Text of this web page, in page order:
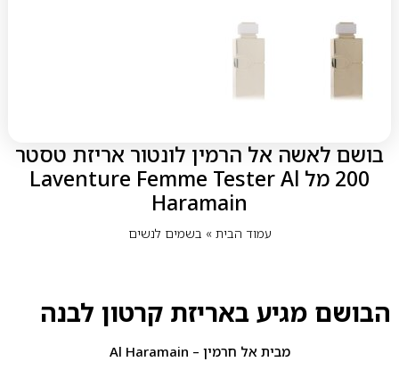
בושם לאשה אל הרמין לונטור אריזת טסטר
200 מל Laventure Femme Tester Al
Haramain
עמוד הבית» בשמים לנשים
הבושם מגיע באריזת קרטון לבנה
מבית אל חרמין – Al Haramain